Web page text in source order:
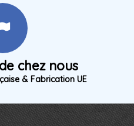
chez nous
& Fabrication UE